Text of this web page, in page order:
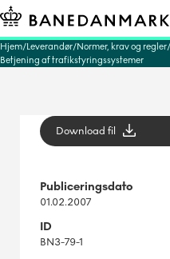
Hjem Leverandør Normer, krav og regler
Betjening af trafikstyringssystemer
Download fil
Publiceringsdato
01.02.2007
ID
BN3-79-1